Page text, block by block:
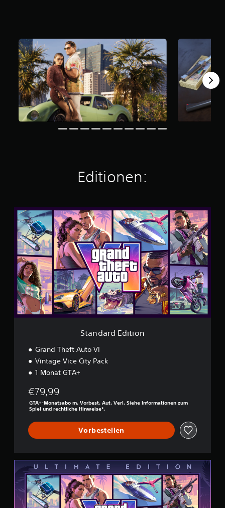
Editionen:
S
a
n
d
a
d
E
d
i
Standard Edition
Grand Theft Auto VI
Vintage Vice City Pack
1 Monat GTA+
€79,99
GTA+-Monatsabo m. Vorbest. Aut. Verl. Siehe Informationen zum
Spiel und rechtliche Hinweise*.
Vorbestellen
l
t
m